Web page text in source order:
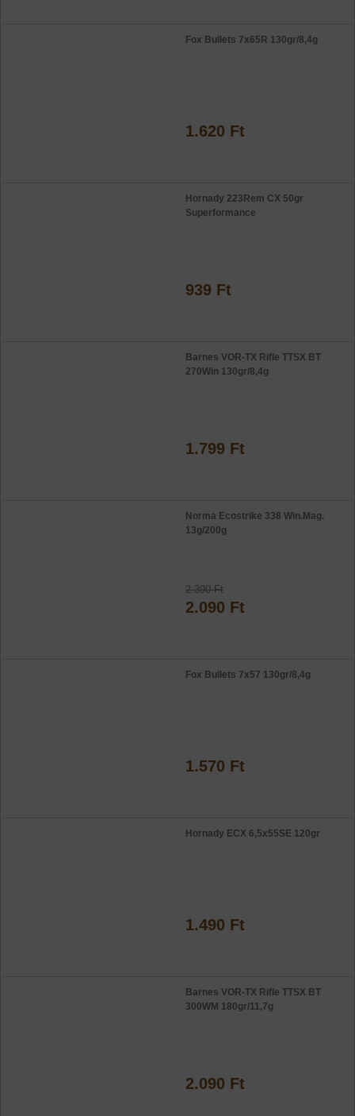
Fox Bullets 7x65R 130gr/8,4g
1.620 Ft
Hornady 223Rem CX 50gr
Superformance
939 Ft
Barnes VOR-TX Rifle TTSX BT
270Win 130gr/8,4g
1.799 Ft
Norma Ecostrike 338 Win.Mag.
13g/200g
2.390 Ft
2.090 Ft
Fox Bullets 7x57 130gr/8,4g
1.570 Ft
Hornady ECX 6,5x55SE 120gr
1.490 Ft
Barnes VOR-TX Rifle TTSX BT
300WM 180gr/11,7g
2.090 Ft